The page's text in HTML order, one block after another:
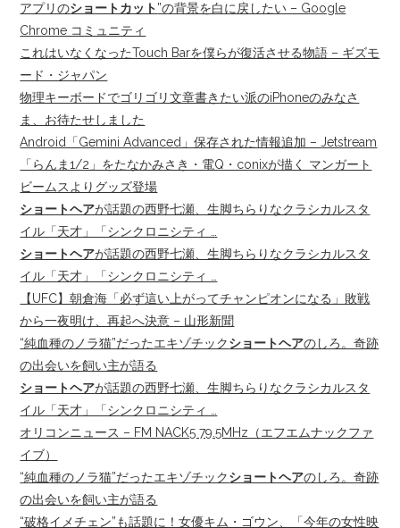
アプリのショートカット”の背景を白に戻したい – Google
Chrome コミュニティ
これはいなくなったTouch Barを僕らが復活させる物語 – ギズモ
ード・ジャパン
物理キーボードでゴリゴリ文章書きたい派のiPhoneのみなさ
ま、お待たせしました
Android「Gemini Advanced」保存された情報追加 – Jetstream
「らんま1/2」をたなかみさき・電Q・conixが描く マンガート
ビームスよりグッズ登場
ショートヘアが話題の西野七瀬、生脚ちらりなクラシカルスタ
イル「天才」「シンクロニシティ …
ショートヘアが話題の西野七瀬、生脚ちらりなクラシカルスタ
イル「天才」「シンクロニシティ …
【UFC】朝倉海「必ず這い上がってチャンピオンになる」敗戦
から一夜明け、再起へ決意 – 山形新聞
“純血種のノラ猫”だったエキゾチックショートヘアのしろ。奇跡
の出会いを飼い主が語る
ショートヘアが話題の西野七瀬、生脚ちらりなクラシカルスタ
イル「天才」「シンクロニシティ …
オリコンニュース – FM NACK5 79.5MHz（エフエムナックファ
イブ）
“純血種のノラ猫”だったエキゾチックショートヘアのしろ。奇跡
の出会いを飼い主が語る
“破格イメチェン”も話題に！女優キム・ゴウン、「今年の女性映